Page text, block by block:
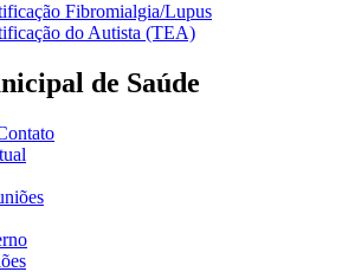
Fibromialgia/Lupus
do Autista (TEA)
de Saúde